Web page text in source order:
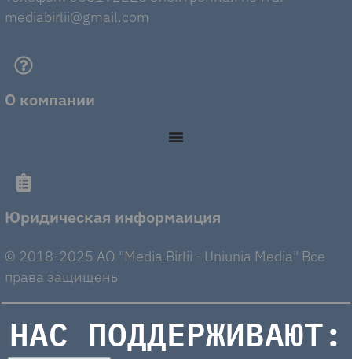
mediabirlii@gmail.com
О компании
Юридическая информаиция
© 2018-2025 AO "Media Birlii - Uniunia Media" Все
права защищены
НАС ПОДДЕРЖИВАЮТ: